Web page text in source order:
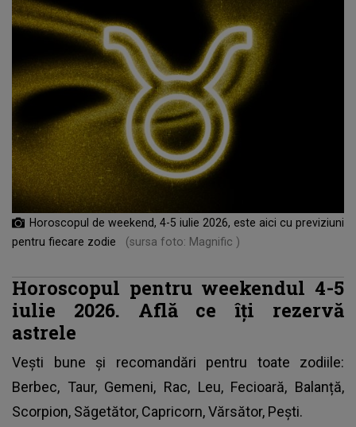
Horoscopul de weekend, 4-5 iulie 2026, este aici cu previziuni
pentru fiecare zodie
(sursa foto: Magnific )
Horoscopul pentru weekendul 4-5
iulie 2026. Află ce îți rezervă
astrele
Vești bune și recomandări pentru toate zodiile:
Berbec, Taur, Gemeni, Rac, Leu, Fecioară, Balanță,
Scorpion, Săgetător, Capricorn, Vărsător, Pești.